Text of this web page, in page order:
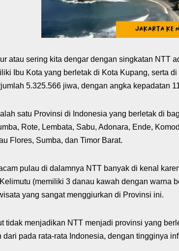
atau sering kita dengar dengan singkatan NTT
Ibu Kota yang berletak di Kota Kupang, serta
5.325.566 jiwa, dengan angka kepadatan
satu Provinsi di Indonesia yang berletak di
Rote, Lembata, Sabu, Adonara, Ende,
Flores, Sumba, dan Timor Barat.
pulau di dalamnya NTT banyak di kenal
(memiliki 3 danau kawah dengan warna
yang sangat menggiurkan di Provinsi ini.
tidak menjadikan NTT menjadi provinsi yang
pada rata-rata Indonesia, dengan tingginya